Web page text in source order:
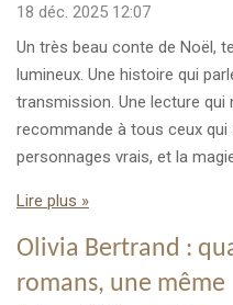
18 déc. 2025 12:07
Un très beau conte de Noël,
lumineux. Une histoire qui
transmission. Une lecture qui
recommande à tous ceux
personnages vrais, et la
Lire plus »
Olivia Bertrand :
romans, une même